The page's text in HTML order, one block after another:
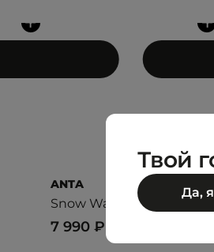
+ +
ANTA
Snow Waves
7 990 ₽
Твой
Да,